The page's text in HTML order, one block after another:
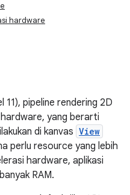
hardware
11), pipeline rendering 2D
yang berarti
di kanvas View
perlu resource yang lebih
hardware, aplikasi
RAM.